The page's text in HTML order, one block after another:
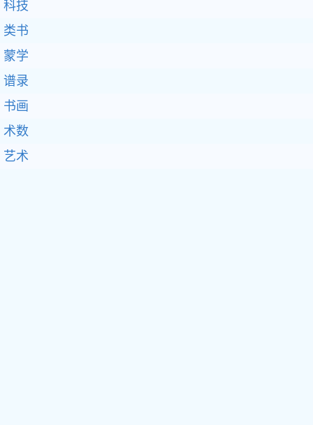
科技
类书
蒙学
谱录
书画
术数
艺术